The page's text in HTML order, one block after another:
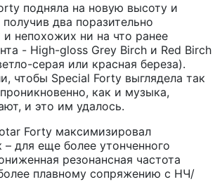
подняла на новую высоту и
два поразительно
и непохожих ни на что ранее
- High-gloss Grey Birch и Red Birch
серая или красная береза).
чтобы Special Forty выглядела так
как и музыка,
и это им удалось.
Forty максимизировал
для еще более утонченного
резонансная частота
плавному сопряжению с НЧ/